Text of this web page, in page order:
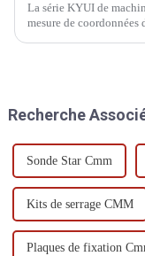
La série KYUI de
mesure de coordonnées
domaines, pour garantir
Recherche
Sonde Star Cmm
Kits de serrage CMM
Plaques de fixation